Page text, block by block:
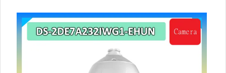
dụng DMSS,